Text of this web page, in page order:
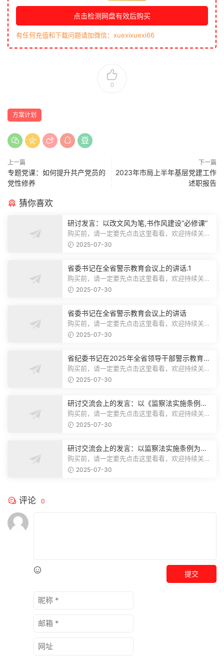
点击检测网盘有效后购买
有任何充值和下载问题请加微信：xuexixuexi66
0
方案计划
上一篇
专题党课：如何提升共产党员的
党性修养
下一篇
2023年市局上半年基层党建工作
述职报告
猜你喜欢
研讨发言：以改文风为笔,书作风建设“必修课”
购买前，请一定要先点击这里看看，欢迎持续关
注，精彩模板每天推送预览结束，本文...
2025-07-30
省委书记在全省警示教育会议上的讲话.1
购买前，请一定要先点击这里看看，欢迎持续关
注，精彩模板每天推送预览结束，本文...
2025-07-30
省委书记在全省警示教育会议上的讲话
购买前，请一定要先点击这里看看，欢迎持续关
注，精彩模板每天推送预览结束，本文...
2025-07-30
省纪委书记在2025年全省领导干部警示教育会
上的讲话.1
购买前，请一定要先点击这里看看，欢迎持续关
注，精彩模板每天推送预览结束，本文...
2025-07-30
研讨交流会上的发言：以《监察法实施条例》
为纲,推动巡察工作高质量发展
购买前，请一定要先点击这里看看，欢迎持续关
注，精彩模板每天推送预览结束，本文...
2025-07-30
研讨交流会上的发言：以监察法实施条例为纲
推动巡察工作高质量发展
购买前，请一定要先点击这里看看，欢迎持续关
注，精彩模板每天推送预览结束，本文...
2025-07-30
评论 0
提交